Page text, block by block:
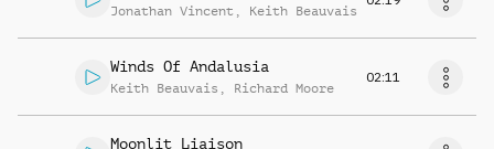
Jonathan Vincent , Keith Beauvais
Winds Of Andalusia
Keith Beauvais , Richard Moore
02:11
Moonlit Liaison